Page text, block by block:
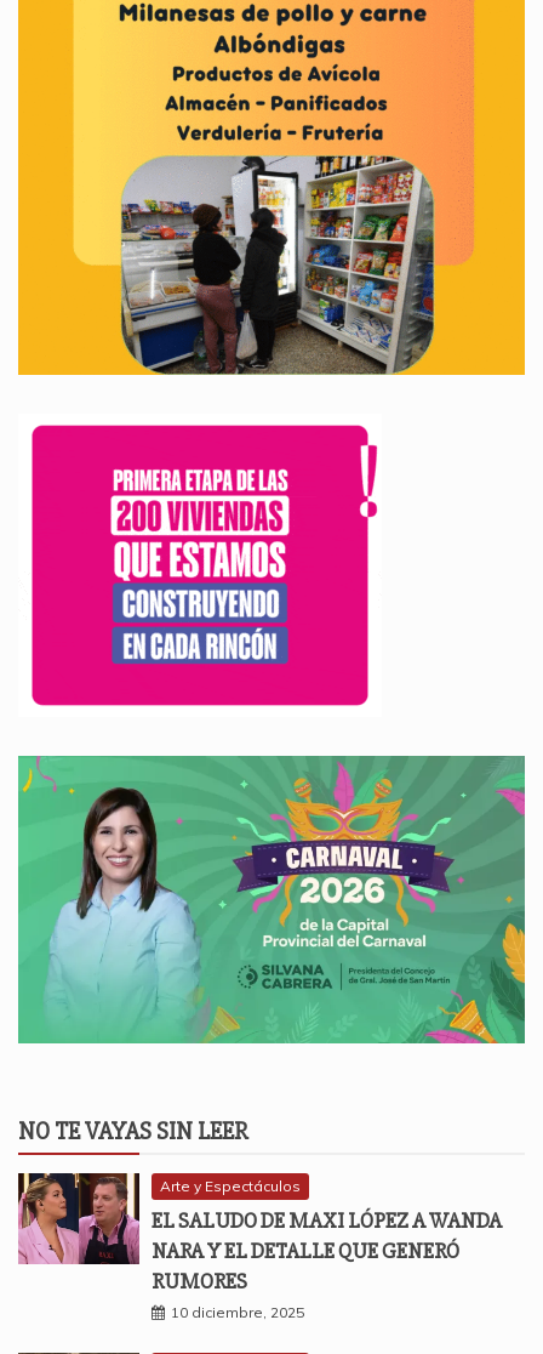
NO TE VAYAS SIN LEER
Arte y Espectáculos
EL SALUDO DE MAXI LÓPEZ A WANDA
NARA Y EL DETALLE QUE GENERÓ
RUMORES
10 diciembre, 2025